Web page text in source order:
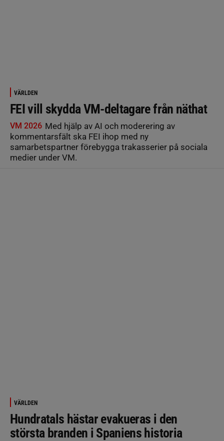
VÄRLDEN
FEI vill skydda VM-deltagare från näthat
VM 2026 Med hjälp av AI och moderering av
kommentarsfält ska FEI ihop med ny
samarbetspartner förebygga trakasserier på sociala
medier under VM.
VÄRLDEN
Hundratals hästar evakueras i den
största branden i Spaniens historia